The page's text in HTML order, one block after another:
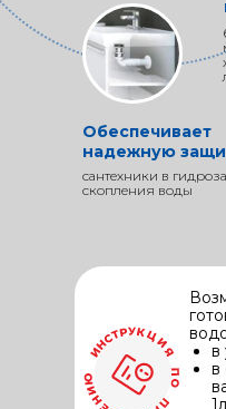
Обеспечивает
надежную
сантехники в
скопления воды
в
в